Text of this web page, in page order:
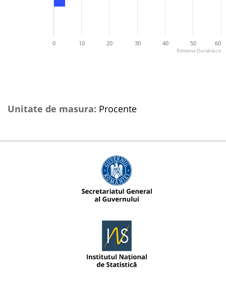
0 10 20 30 40 50 60
Romania-Durabila.ro
Unitate de masura: Procente